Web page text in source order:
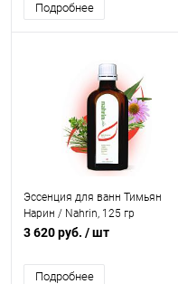
Подробнее
Эссенция для ванн Тимьян
Нарин / Nahrin, 125 гр
3 620 руб. / шт
Подробнее